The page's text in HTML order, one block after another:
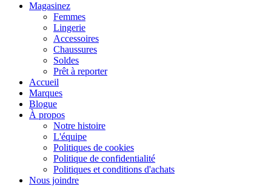
Magasinez
Femmes
Lingerie
Accessoires
Chaussures
Soldes
Prêt à reporter
Accueil
Marques
Blogue
À propos
Notre histoire
L'équipe
Politiques de cookies
Politique de confidentialité
Politiques et conditions d'achats
Nous joindre